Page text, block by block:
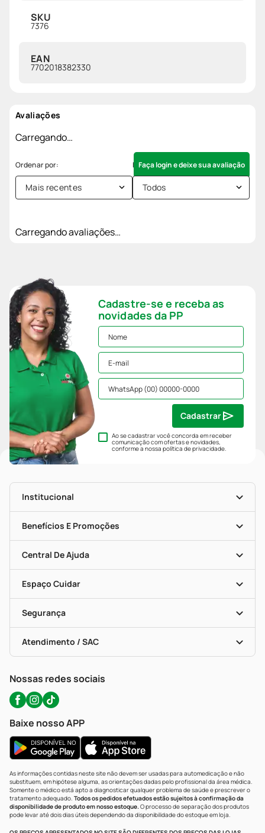
SKU
7376
EAN
7702018382330
Avaliações
Carregando…
Faça login e deixe sua avaliação
Mais recentes Todos
Carregando avaliações…
Cadastre-se e receba as
novidades da PP
Ao se cadastrar você concorda em receber
comunicação com ofertas e novidades,
conforme a nossapolítica de privacidade.
Cadastrar
Institucional
História
Nossas Lojas
Mapa De Categorias
Blog Da PP
Seja Uma Loja Parceira
Benefícios E Promoções
Clube PP
Convênios
Programa Popular Do Brasil
Encarte De Ofertas
Dermaclub
Descontos De Laboratório (PBM)
Cupons E Ofertas
Central De Ajuda
Entrega
Recompra Programada
Compras Com Receita
Alomed (tele-Entrega)
Formas De Pagamento
Troca E Devolução
Bulas De A A Z
Políticas De Marketplace
Espaço Cuidar
Vacinas
Serviços Farmacêuticos
Testes Rápidos
Autoteste Covid-19
Segurança
Certificado De Segurança
Portal Da Privacidade
Atendimento / SAC
WhatsApp (47) 9202-1687
Nossas redes sociais
Baixe nosso APP
As informações contidas neste site não devem ser usadas para automedicação e não
substituem, em hipótese alguma, as orientações dadas pelo profissional da área médica.
Somente o médico está apto a diagnosticar qualquer problema de saúde e prescrever o
tratamento adequado. Todos os pedidos efetuados estão sujeitos à confirmação da
disponibilidade de produto em nosso estoque.O processo de separação dos produtos
pode levar até dois dias úteis dependendo da disponibilidade do estoque em loja.